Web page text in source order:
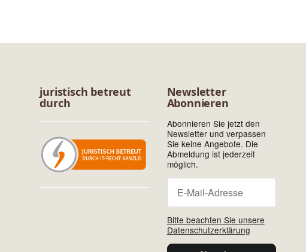
juristisch betreut
durch
Newsletter
Abonnieren
Abonnieren Sie jetzt den
Newsletter und verpassen
Sie keine Angebote. Die
Abmeldung ist jederzeit
möglich.
Newsletter Abonnieren
Newsletter Abonnieren
Bitte beachten Sie unsere
Datenschutzerklärung